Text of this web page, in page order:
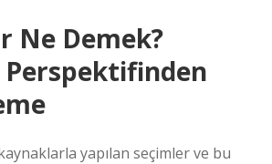
Ne Demek?
Perspektifinden
yapılan seçimler ve bu